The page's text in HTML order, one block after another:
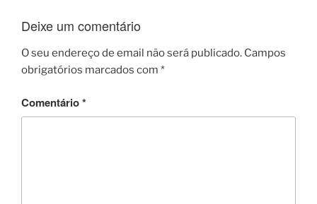
e
b
o
o
er
ar
e
Deixe um comentário
O seu endereço de email não será publicado. Campos
obrigatórios marcados com *
Comentário*